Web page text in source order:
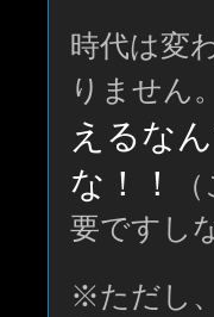
時代は変
りません。
えるな
な！！
要ですし
※ただし